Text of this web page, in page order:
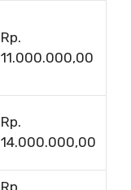
Rp.
11.000.000,00
Rp.
14.000.000,00
Rp.